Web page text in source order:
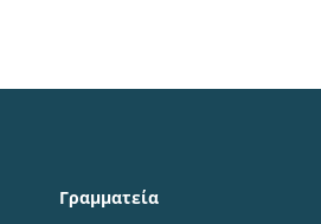
Γραμματεία